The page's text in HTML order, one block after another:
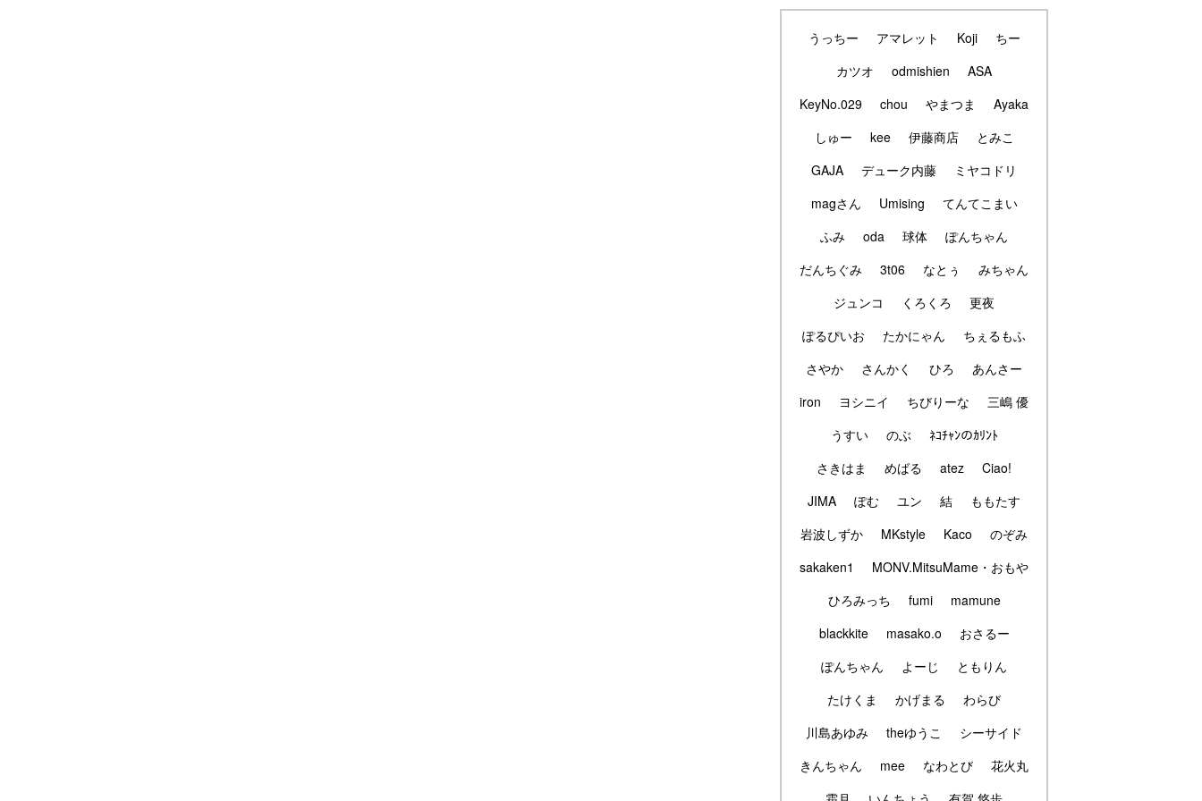
うっちー アマレット Koji
ちー
カツオ
odmishien
ASA
KeyNo.029
chou やまつま
Ayaka
しゅー
kee 伊藤商店
とみこ
GAJA
デューク内藤
ミヤコドリ
magさん
Umising
てんてこまい
ふみ
oda 球体
ぽんちゃん
だんちぐみ
3t06 なとぅ
みちゃん
ジュンコ
くろくろ
更夜
ぽるぴいお
たかにゃん
ちぇるもふ
さやか
さんかく ひろ
あんさー
iron
ヨシニイ ちびりーな
三嶋 優
うすい
のぶ
ﾈｺﾁｬﾝのｶﾘﾝﾄ
さきはま
めばる atez
Ciao!
JIMA
ぽむ ユン 結
ももたす
岩波しずか
MKstyle Kaco
のぞみ
sakaken1
MONV.MitsuMame・おもや
ひろみっち
fumi
mamune
blackkite
masako.o
おさるー
ぽんちゃん
よーじ
ともりん
たけくま
かげまる
わらび
川島あゆみ
theゆうこ
シーサイド
きんちゃん
mee なわとび
花火丸